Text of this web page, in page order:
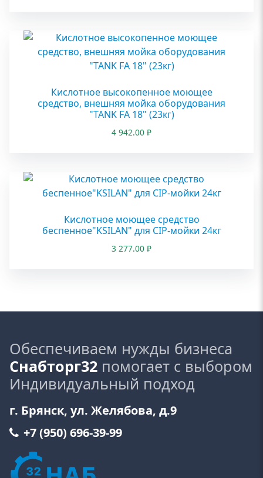
Кислотное высокопенное моющее
средство, внешняя мойка оборудования
"TANK FA 18" (23кг)
4 942.00 ₽
Кислотное моющее средство
беспенное"KSILAN" для CIP-мойки 24кг
3 277.00 ₽
Обеспечиваем нужды бизнеса
Снабторг32 помогает с выбором
Индивидуальный подход
г. Брянск, ул. Желябова, д.9
+7 (950) 696-39-99